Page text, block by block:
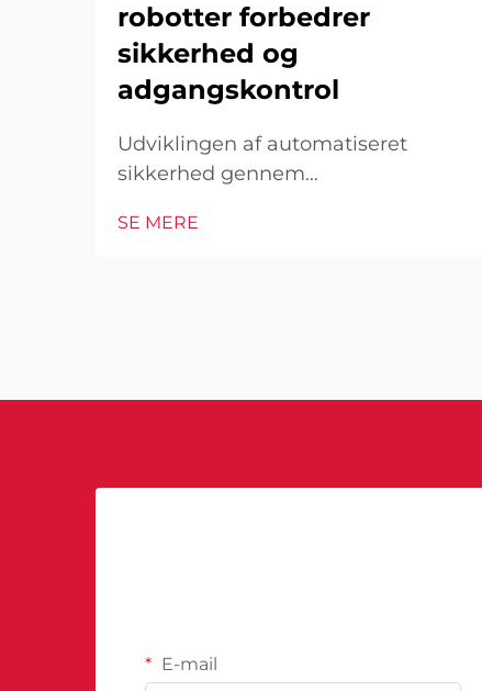
robotter forbedrer
sikkerhed og
adgangskontrol
Udviklingen af automatiseret
sikkerhed gennem
teknologiske landskab har
SE MERE
E-mail